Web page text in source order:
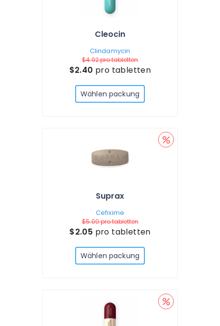
Cleocin
Clindamycin
$4.92pro tabletten
$2.40 pro tabletten
Wählen packung
Suprax
Cefixime
$5.00pro tabletten
$2.05 pro tabletten
Wählen packung